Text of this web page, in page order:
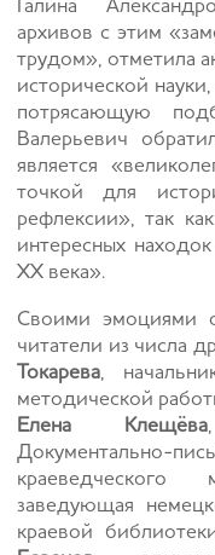
Галина
архивов с этим
трудом», отметила
исторической
потрясающую
Валерьевич
является
точкой для
рефлексии», так
интересных
XX века».
Своими эмоциями
читатели из числа
Токарева,
методической
Елена Клещёва
Документально-
заведующая
краевой